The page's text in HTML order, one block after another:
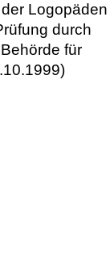
Logopäden
durch
für